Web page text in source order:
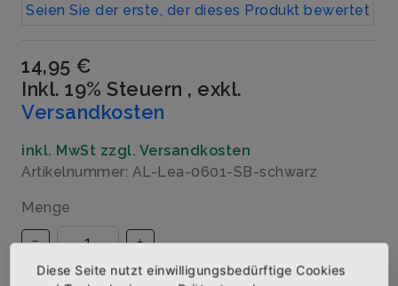
Seien Sie der erste, der dieses Produkt bewertet
14,95 €
Inkl. 19% Steuern , exkl.
Versandkosten
inkl. MwSt zzgl. Versandkosten
Artikelnummer: AL-Lea-0601-SB-schwarz
Menge
Diese Seite nutzt einwilligungsbedürftige Cookies